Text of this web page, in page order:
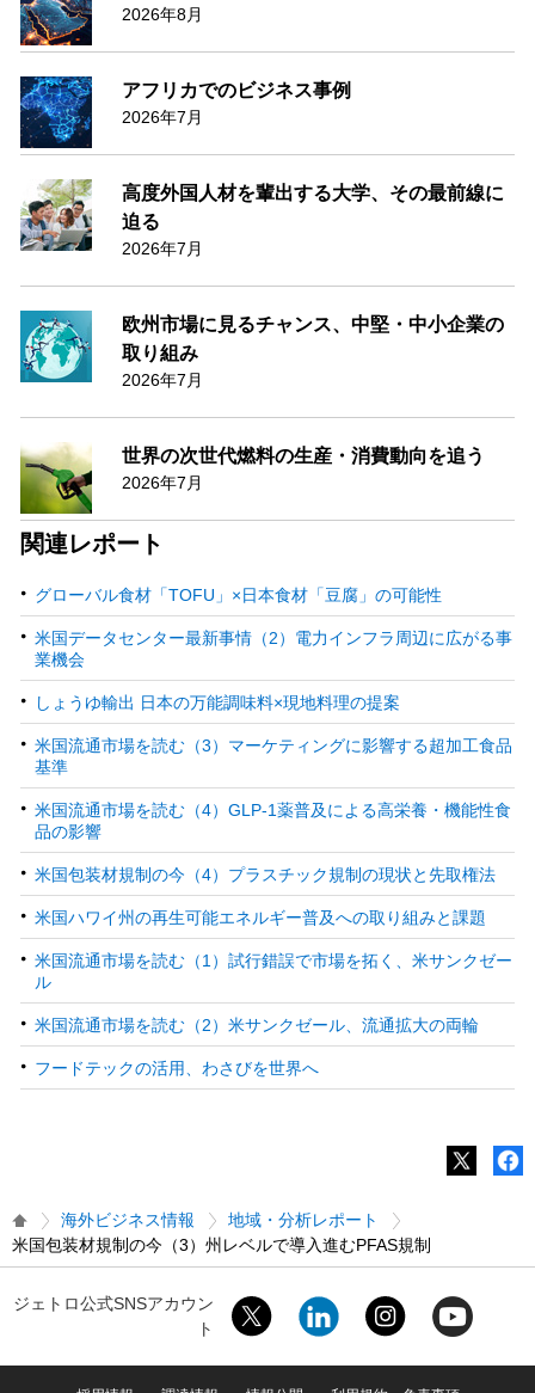
2026年8月
アフリカでのビジネス事例
2026年7月
高度外国人材を輩出する大学、その最前線に
迫る
2026年7月
欧州市場に見るチャンス、中堅・中小企業の
取り組み
2026年7月
世界の次世代燃料の生産・消費動向を追う
2026年7月
関連レポート
グローバル食材「TOFU」×日本食材「豆腐」の可能性
米国データセンター最新事情（2）電力インフラ周辺に広がる事
業機会
しょうゆ輸出 日本の万能調味料×現地料理の提案
米国流通市場を読む（3）マーケティングに影響する超加工食品
基準
米国流通市場を読む（4）GLP-1薬普及による高栄養・機能性食
品の影響
米国包装材規制の今（4）プラスチック規制の現状と先取権法
米国ハワイ州の再生可能エネルギー普及への取り組みと課題
米国流通市場を読む（1）試行錯誤で市場を拓く、米サンクゼー
ル
米国流通市場を読む（2）米サンクゼール、流通拡大の両輪
フードテックの活用、わさびを世界へ
海外ビジネス情報
地域・分析レポート
米国包装材規制の今（3）州レベルで導入進むPFAS規制
ジェトロ公式SNSアカウン
ト